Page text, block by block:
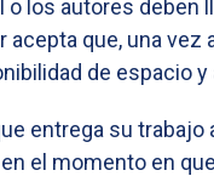
o los autores
acepta que, una
de espacio
entrega su
el momento en